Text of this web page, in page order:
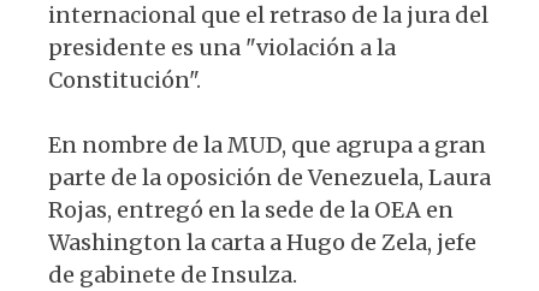
internacional que el retraso de la jura del
presidente es una "violación a la
Constitución".
En nombre de la MUD, que agrupa a gran
parte de la oposición de Venezuela, Laura
Rojas, entregó en la sede de la OEA en
Washington la carta a Hugo de Zela, jefe
de gabinete de Insulza.